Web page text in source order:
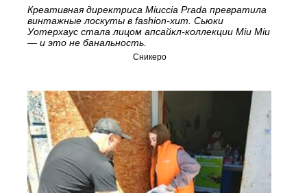
Креативная директриса Miuccia Prada превратила
винтажные лоскуты в fashion-хит. Сьюки
Уотерхаус стала лицом апсайкл-коллекции Miu Miu
— и это не банальность.
Сникеро